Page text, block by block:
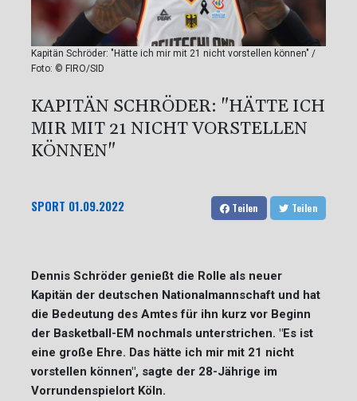
Kapitän Schröder: "Hätte ich mir mit 21 nicht vorstellen können" /
Foto: © FIRO/SID
KAPITÄN SCHRÖDER: "HÄTTE ICH
MIR MIT 21 NICHT VORSTELLEN
KÖNNEN"
SPORT 01.09.2022 Teilen Teilen
Dennis Schröder genießt die Rolle als neuer
Kapitän der deutschen Nationalmannschaft und hat
die Bedeutung des Amtes für ihn kurz vor Beginn
der Basketball-EM nochmals unterstrichen. "Es ist
eine große Ehre. Das hätte ich mir mit 21 nicht
vorstellen können", sagte der 28-Jährige im
Vorrundenspielort Köln.